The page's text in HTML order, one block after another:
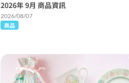
2026年 9月 商品資訊
2026/08/07
商品